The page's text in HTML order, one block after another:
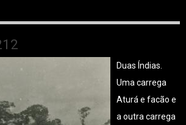
Duas Índias.
Uma carrega
Aturá e facão e
a outra carrega